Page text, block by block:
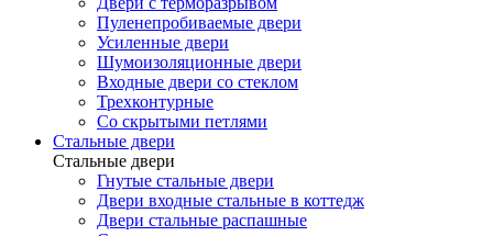
Пуленепробиваемые двери
Усиленные двери
Шумоизоляционные двери
Входные двери со стеклом
Трехконтурные
Со скрытыми петлями
Стальные двери
Стальные двери
Гнутые стальные двери
Двери входные стальные в коттедж
Двери стальные распашные